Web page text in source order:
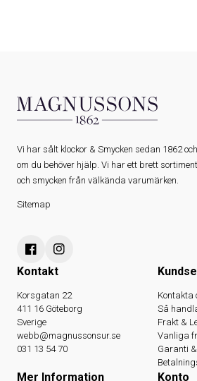
Vi har sålt klockor & Smycken sedan 1862
om du behöver hjälp. Vi har ett brett
och smycken från välkända varumärken.
Sitemap
Kontakt
Korsgatan 22
411 16 Göteborg
Sverige
webb@magnussonsur.se
031 13 54 70
Kontakta
Så
Frakt &
Vanliga
Garanti
Mer Information Konto